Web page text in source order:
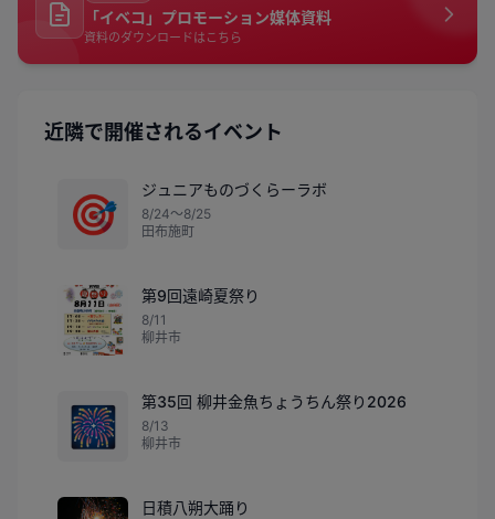
「イベコ」プロモーション媒体資料
資料のダウンロードはこちら
近隣で開催されるイベント
🎯
ジュニアものづくらーラボ
8/24〜8/25
田布施町
第9回遠崎夏祭り
8/11
柳井市
🎆
第35回 柳井金魚ちょうちん祭り2026
8/13
柳井市
日積八朔大踊り